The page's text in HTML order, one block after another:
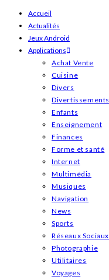
Skip
content
Accueil
Actualités
Jeux Android
Applications
Achat Vente
Cuisine
Divers
Divertissements
Enfants
Enseignement
Finances
Forme et santé
Internet
Multimédia
Musiques
Navigation
News
Sports
Réseaux Sociaux
Photographie
Utilitaires
Voyages